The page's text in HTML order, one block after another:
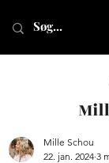
Mille Schou
22. jan. 2024 3